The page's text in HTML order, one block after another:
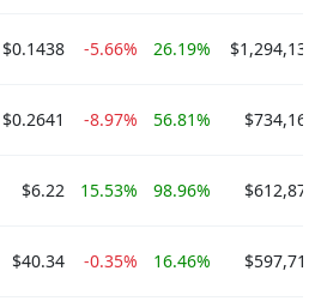
$0.1438 -5.66% 26.19%
$0.2641 -8.97% 56.81%
$6.22 15.53% 98.96%
$40.34 -0.35% 16.46%